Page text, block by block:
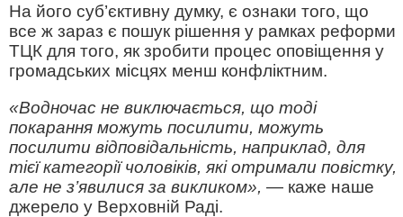
На його суб’єктивну думку, є ознаки того, що
все ж зараз є пошук рішення у рамках реформи
ТЦК для того, як зробити процес оповіщення у
громадських місцях менш конфліктним.
«Водночас не виключається, що тоді
покарання можуть посилити, можуть
посилити відповідальність, наприклад, для
тієї категорії чоловіків, які отримали повістку,
але не з’явилися за викликом», — каже наше
джерело у Верховній Раді.